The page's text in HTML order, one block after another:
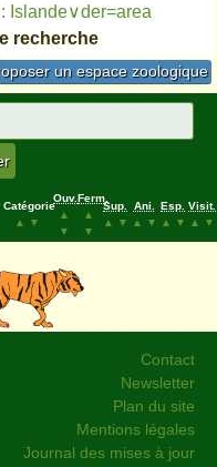
Islande∨der=area
recherche
un espace zoologique
Catégorie
▲
▼
Ouv.
▲
▼
Ferm.
▲
▼
Sup.
▲
▼
Ani.
▲
▼
Esp.
▲
▼
Visit.
▲
▼
Contact
Newsletter
Plan du site
Mentions légales
Journal des mises à jour